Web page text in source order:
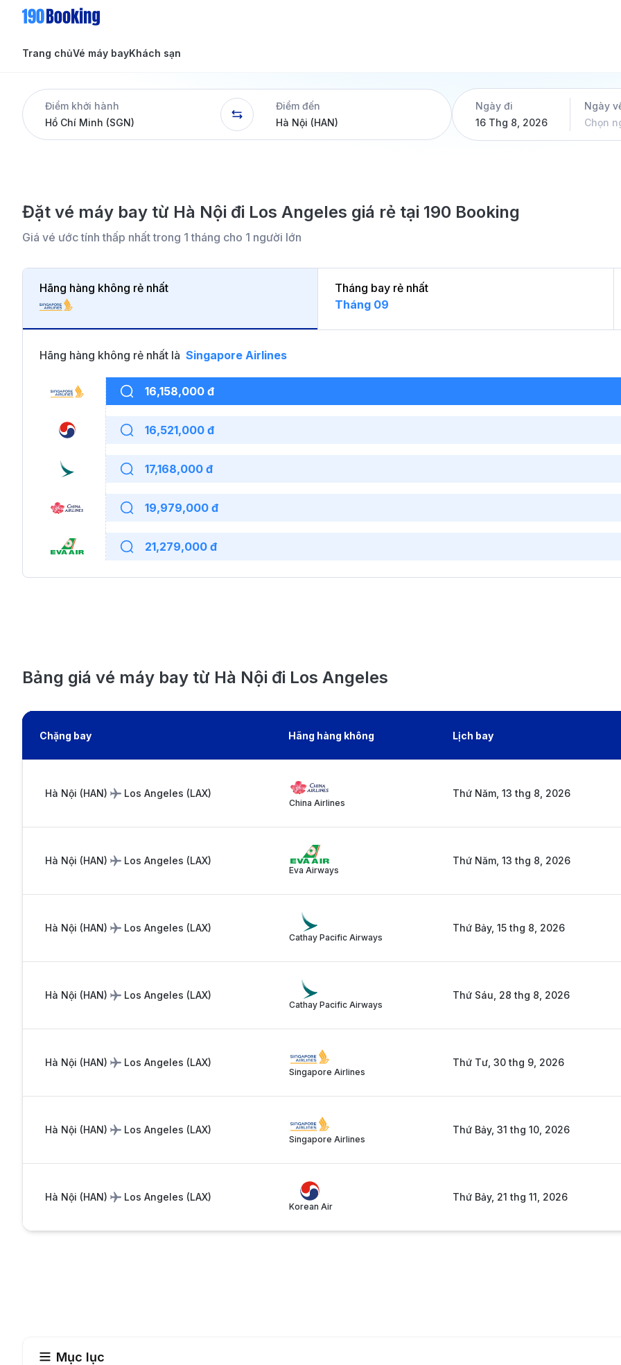
Trang chủVé máy bay
Tin tức
Dịch vụ
Khách sạn
Tin tức
Điểm khởi hành
Điểm đến
Ngày đi
16 Thg 8, 2026
Ngày
Chọn
Đặt vé máy bay từ Hà Nội đi Los Angeles giá rẻ tại 190 Booking
Giá vé ước tính thấp nhất trong 1 tháng cho 1 người lớn
Hãng hàng không rẻ nhất
Tháng bay rẻ nhất
Tháng 09
Hãng hàng không rẻ nhất là Singapore Airlines
16,158,000 đ
16,521,000 đ
17,168,000 đ
19,979,000 đ
21,279,000 đ
Bảng giá vé máy bay từ Hà Nội đi Los Angeles
Chặng bay Hãng hàng không Lịch bay
Hà Nội (HAN) Los Angeles (LAX)
China Airlines
Thứ Năm, 13 thg 8, 2026
Hà Nội (HAN) Los Angeles (LAX)
Eva Airways
Thứ Năm, 13 thg 8, 2026
Hà Nội (HAN) Los Angeles (LAX)
Cathay Pacific Airways
Thứ Bảy, 15 thg 8, 2026
Hà Nội (HAN) Los Angeles (LAX)
Cathay Pacific Airways
Thứ Sáu, 28 thg 8, 2026
Hà Nội (HAN) Los Angeles (LAX)
Singapore Airlines
Thứ Tư, 30 thg 9, 2026
Hà Nội (HAN) Los Angeles (LAX)
Singapore Airlines
Thứ Bảy, 31 thg 10, 2026
Hà Nội (HAN) Los Angeles (LAX)
Korean Air
Thứ Bảy, 21 thg 11, 2026
Mục lục